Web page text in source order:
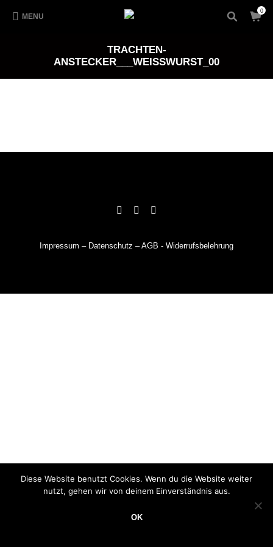
MENU
0
TRACHTEN-
ANSTECKER___WEISSWURST_00
Impressum – Datenschutz –AGB - Widerrufsbelehrung
Diese Website benutzt Cookies. Wenn du die Website weiter
nutzt, gehen wir von deinem Einverständnis aus.
OK